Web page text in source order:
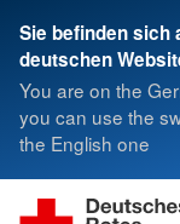
Sie befinden sich
deutschen
You are on the
you can use the
the English one